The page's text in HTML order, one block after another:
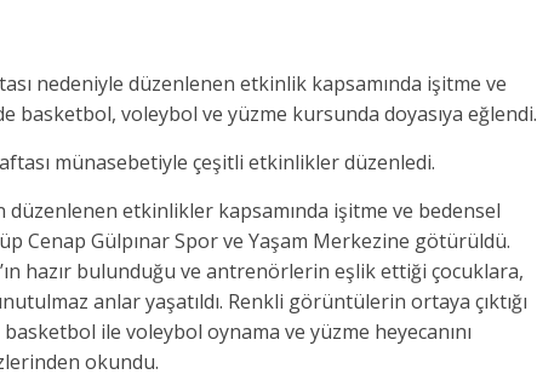
nedeniyle düzenlenen etkinlik kapsamında işitme ve
basketbol, voleybol ve yüzme kursunda doyasıya eğlendi.
münasebetiyle çeşitli etkinlikler düzenledi.
etkinlikler kapsamında işitme ve bedensel
Cenap Gülpınar Spor ve Yaşam Merkezine götürüldü.
hazır bulunduğu ve antrenörlerin eşlik ettiği çocuklara,
anlar yaşatıldı. Renkli görüntülerin ortaya çıktığı
ile voleybol oynama ve yüzme heyecanını
okundu.